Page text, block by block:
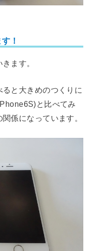
！
ます。
と大きめのつくりに
と比べてみ
係になっています。